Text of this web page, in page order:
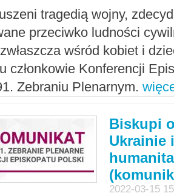
tragedią wojny,
przeciwko ludności
wśród kobiet i
członkowie Konferencji
Zebraniu Plenarnym.
Biskupi
Ukrainie
2022-03-15